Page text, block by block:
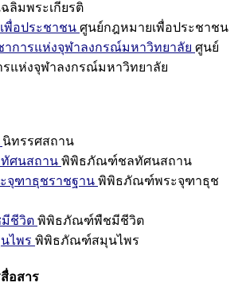
ลิมพระเกียรติ
พื่อประชาชน ศูนย์กฎหมายเพื่อประชาชน
าการแห่งจุฬาลงกรณ์มหาวิทยาลัย ศูนย์
รแห่งจุฬาลงกรณ์มหาวิทยาลัย
นิทรรศสถาน
ศนสถาน พิพิธภัณฑ์ชลทัศนสถาน
ฑาธุชราชฐาน พิพิธภัณฑ์พระจุฑาธุช
ชีวิต พิพิธภัณฑ์พืชมีชีวิต
ไพร พิพิธภัณฑ์สมุนไพร
อสาร